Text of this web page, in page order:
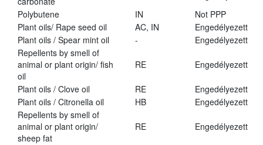
Polybutene
IN
Not PPP
Plant oils/ Rape seed oil
AC, IN
Engedélyezett
Plant oils / Spear mint oil
-
Engedélyezett
Repellents by smell of
animal or plant origin/ fish
oil
RE Engedélyezett
Plant oils / Clove oil RE
Engedélyezett
Plant oils / Citronella oil
HB
Engedélyezett
Repellents by smell of
animal or plant origin/
sheep fat
RE Engedélyezett